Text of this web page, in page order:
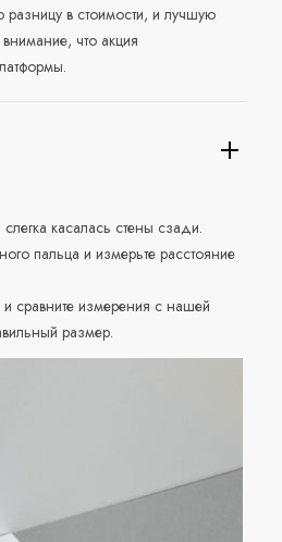
в стоимости, и лучшую
что акция
слегка касалась стены сзади.
пальца и измерьте расстояние
сравните измерения с нашей
размер.